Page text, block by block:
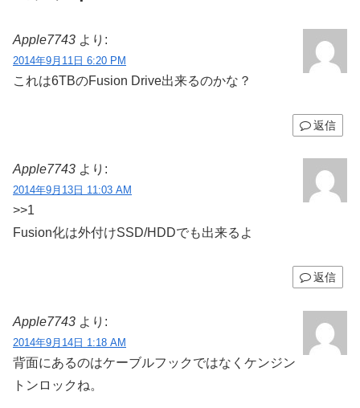
Apple7743 より:
2014年9月11日 6:20 PM
これは6TBのFusion Drive出来るのかな？
返信
Apple7743 より:
2014年9月13日 11:03 AM
>>1
Fusion化は外付けSSD/HDDでも出来るよ
返信
Apple7743 より:
2014年9月14日 1:18 AM
背面にあるのはケーブルフックではなくケンジン
トンロックね。